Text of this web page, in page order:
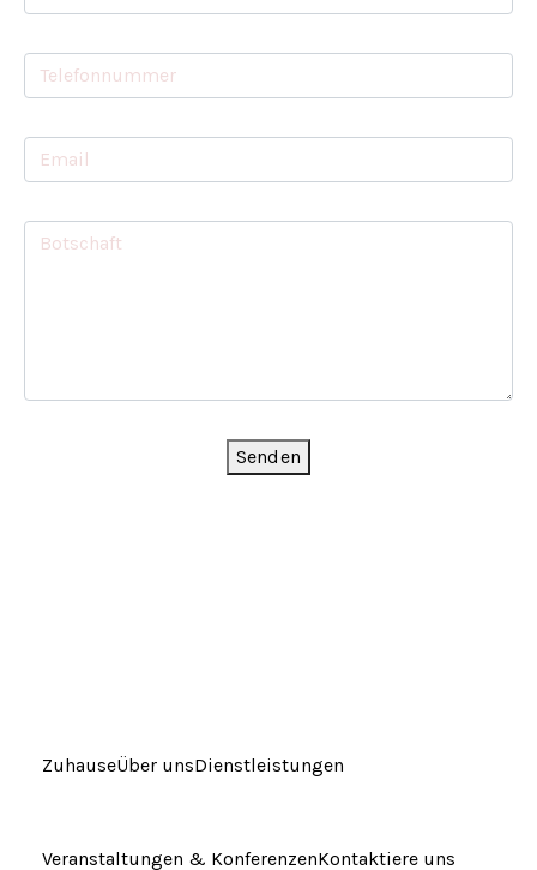
Senden
ZuhauseÜber unsDienstleistungen
Veranstaltungen & KonferenzenKontaktiere uns